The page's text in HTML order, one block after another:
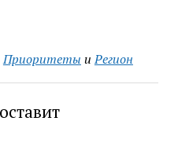
Приоритеты иРегион